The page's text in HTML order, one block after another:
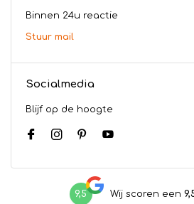
Binnen 24u reactie
Stuur mail
Socialmedia
Blijf op de hoogte
9,5 Wij scoren een